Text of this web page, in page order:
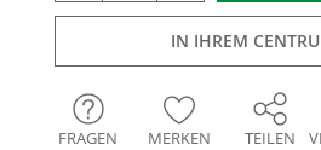
IN IHREM
FRAGEN MERKEN TEILEN